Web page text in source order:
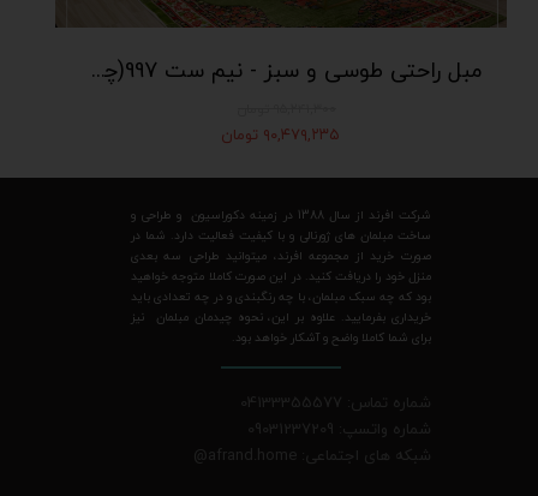
مبل راحتی طوسی و سبز - نیم ست 997(چهار نفره - شامل دو مبل تک نفره و یک مبل دو نفره)
۹۰,۴۷۹,۲۳۵ تومان
شرکت افرند از سال 1388 در زمینه دکوراسیون و طراحی و
ساخت مبلمان های ژورنالی و با کیفیت فعالیت دارد. شما در
صورت خرید از مجموعه افرند، میتوانید طراحی سه بعدی
منزل خود را دریافت کنید. در این صورت کاملا متوجه خواهید
بود که چه سبک مبلمان، با چه رنگبندی و در چه تعدادی باید
خریداری بفرمایید. علاوه بر این، نحوه چیدمان مبلمان نیز
برای شما کاملا واضح و آشکار خواهد بود.
شماره تماس: 04133355577
شماره واتسپ: 09031237209
شبکه های اجتماعی: afrand.home
@